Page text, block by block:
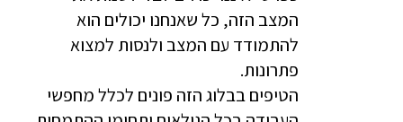
המצב הזה, כל שאנחנו יכולים הוא
להתמודד עם המצב ולנסות למצוא
פתרונות.
הטיפים בבלוג הזה פונים לכלל מחפשי